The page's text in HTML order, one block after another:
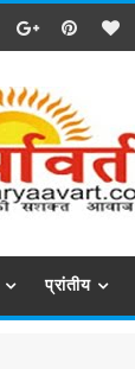
प्रांतीय